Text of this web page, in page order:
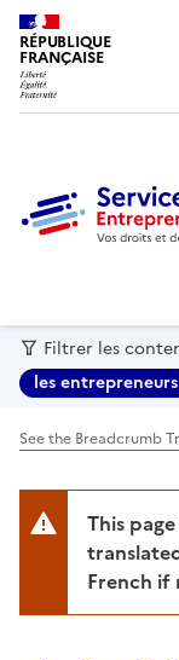
RÉPUBLIQUE
FRANÇAISE
Filtrer les
les
See the Breadcrumb
This page has been automatically
French if